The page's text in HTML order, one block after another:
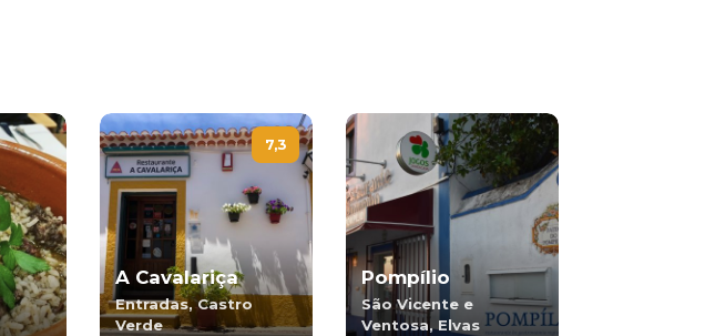
7,3
A Cavalariça
Entradas, Castro
Verde
Pompílio
São Vicente e
Ventosa, Elvas